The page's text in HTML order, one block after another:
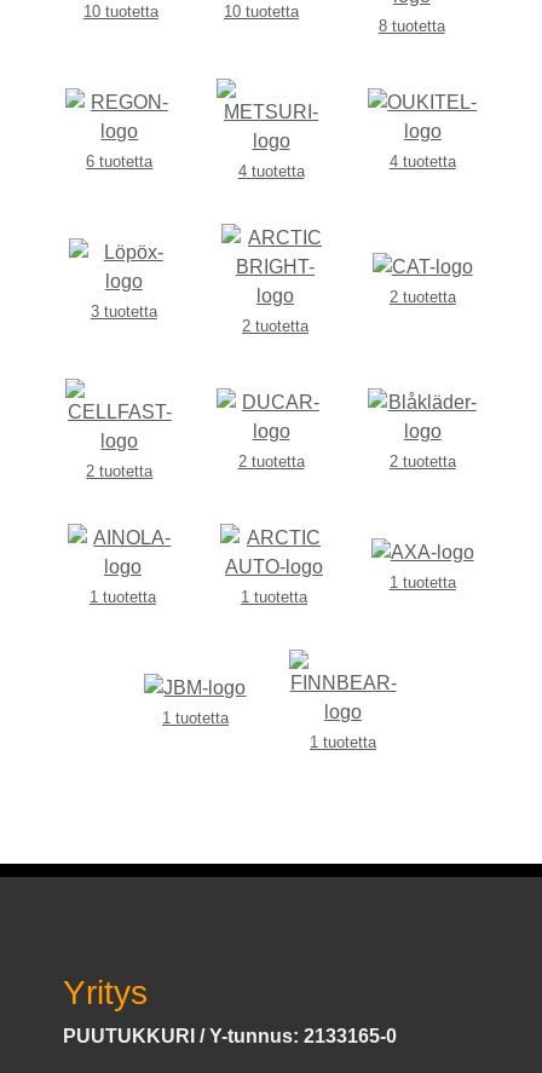
10 tuotetta
10 tuotetta
8 tuotetta
6 tuotetta
4 tuotetta
4 tuotetta
3 tuotetta
2 tuotetta
2 tuotetta
2 tuotetta
2 tuotetta 2 tuotetta
1 tuotetta 1 tuotetta
1 tuotetta
1 tuotetta
1 tuotetta
Yritys
PUUTUKKURI / Y-tunnus: 2133165-0